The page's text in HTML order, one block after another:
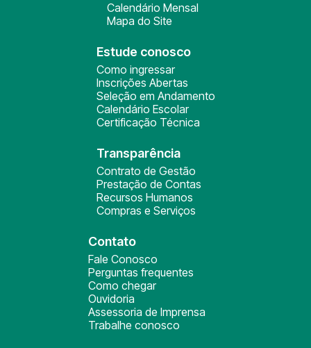
Calendário Mensal
Mapa do Site
Estude conosco
Como ingressar
Inscrições Abertas
Seleção em Andamento
Calendário Escolar
Certificação Técnica
Transparência
Contrato de Gestão
Prestação de Contas
Recursos Humanos
Compras e Serviços
Contato
Fale Conosco
Perguntas frequentes
Como chegar
Ouvidoria
Assessoria de Imprensa
Trabalhe conosco